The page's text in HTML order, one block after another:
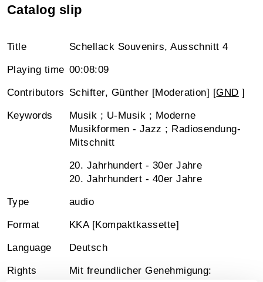
Catalog slip
Title Schellack Souvenirs, Ausschnitt 4
Playing time 00:08:09
Contributors Schifter, Günther [Moderation] [GND ]
Keywords
Musik ; U-Musik ; Moderne
Musikformen - Jazz ; Radiosendung-
Mitschnitt
20. Jahrhundert - 30er Jahre
20. Jahrhundert - 40er Jahre
Type audio
Format KKA [Kompaktkassette]
Language Deutsch
Rights
Mit freundlicher Genehmigung: